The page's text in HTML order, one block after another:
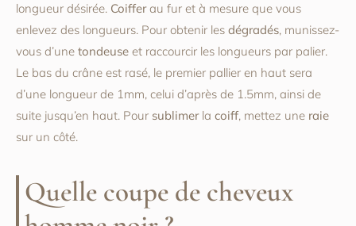
longueur désirée. Coifferau fur et à mesure que vous
enlevez des longueurs. Pour obtenir les dégradés, munissez-
vous d’une tondeuse et raccourcir les longueurs par palier.
Le bas du crâne est rasé, le premier pallier en haut sera
d’une longueur de 1mm, celui d’après de 1.5mm, ainsi de
suite jusqu’en haut. Pour sublimerla coiff, mettez une raie
sur un côté.
Quelle coupe de cheveux